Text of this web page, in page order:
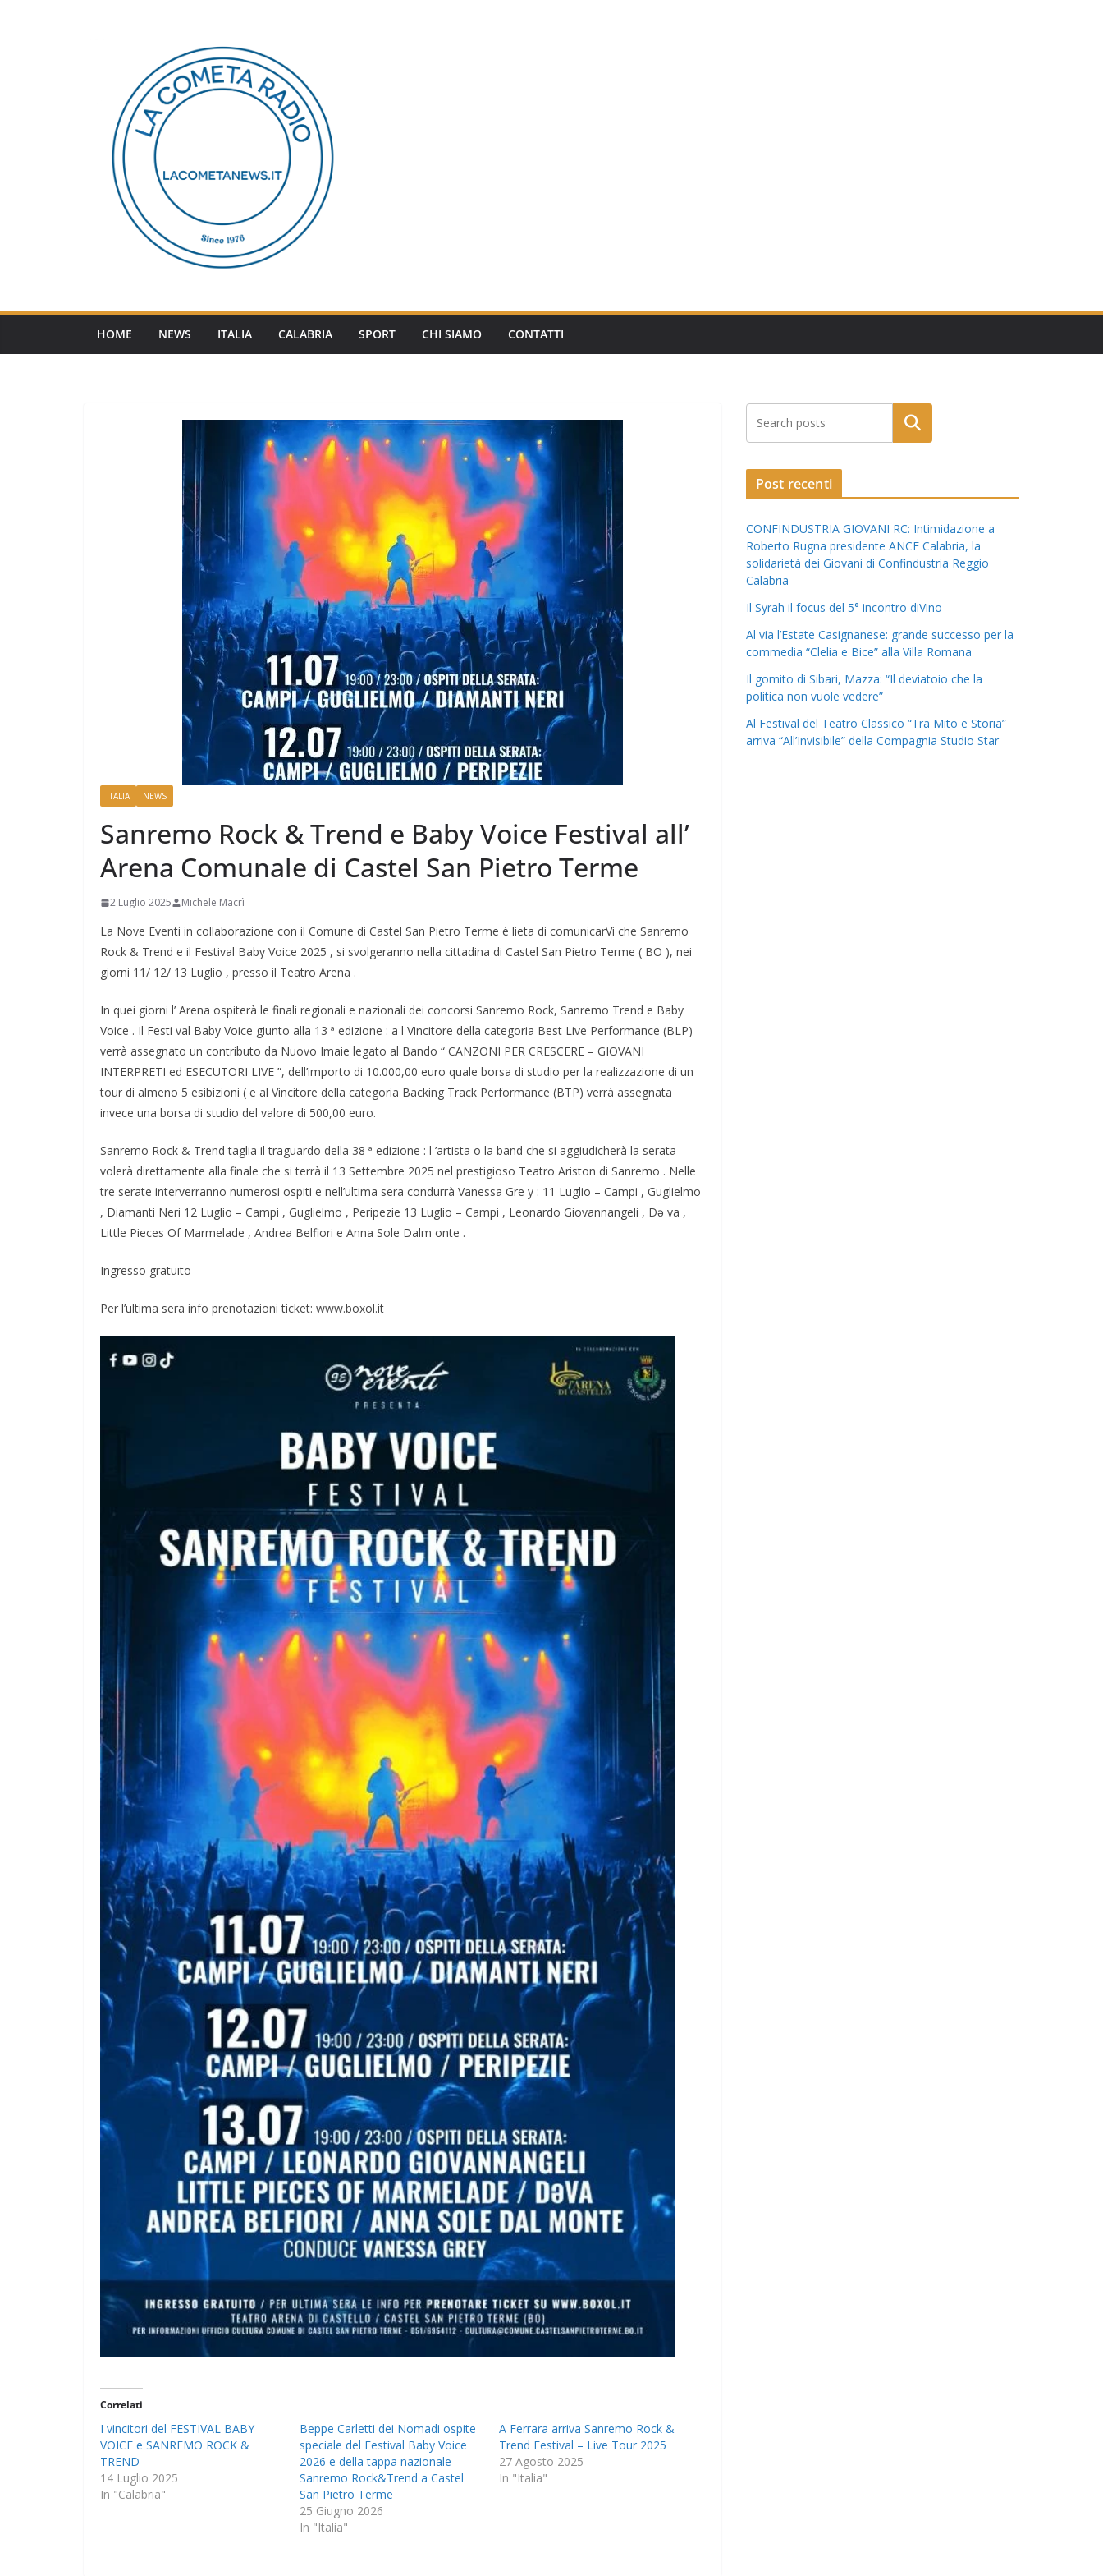
HOME NEWS ITALIA CALABRIA SPORT CHI SIAMO CONTATTI
ITALIA NEWS
Sanremo Rock & Trend e Baby Voice Festival all’
Arena Comunale di Castel San Pietro Terme
2 Luglio 2025 Michele Macrì
La Nove Eventi in collaborazione con il Comune di Castel San Pietro Terme è lieta di comunicarVi che Sanremo
Rock & Trend e il Festival Baby Voice 2025 , si svolgeranno nella cittadina di Castel San Pietro Terme ( BO ), nei
giorni 11/ 12/ 13 Luglio , presso il Teatro Arena .
In quei giorni l’ Arena ospiterà le finali regionali e nazionali dei concorsi Sanremo Rock, Sanremo Trend e Baby
Voice . Il Festi val Baby Voice giunto alla 13 ª edizione : a l Vincitore della categoria Best Live Performance (BLP)
verrà assegnato un contributo da Nuovo Imaie legato al Bando “ CANZONI PER CRESCERE – GIOVANI
INTERPRETI ed ESECUTORI LIVE ”, dell’importo di 10.000,00 euro quale borsa di studio per la realizzazione di un
tour di almeno 5 esibizioni ( e al Vincitore della categoria Backing Track Performance (BTP) verrà assegnata
invece una borsa di studio del valore di 500,00 euro.
Sanremo Rock & Trend taglia il traguardo della 38 ª edizione : l ’artista o la band che si aggiudicherà la serata
volerà direttamente alla finale che si terrà il 13 Settembre 2025 nel prestigioso Teatro Ariston di Sanremo . Nelle
tre serate interverranno numerosi ospiti e nell’ultima sera condurrà Vanessa Gre y : 11 Luglio – Campi , Guglielmo
, Diamanti Neri 12 Luglio – Campi , Guglielmo , Peripezie 13 Luglio – Campi , Leonardo Giovannangeli , Də va ,
Little Pieces Of Marmelade , Andrea Belfiori e Anna Sole Dalm onte .​
Ingresso gratuito –
Per l’ultima sera info prenotazioni ticket: www.boxol.it
Correlati
I vincitori del FESTIVAL BABY
VOICE e SANREMO ROCK &
TREND
14 Luglio 2025
In "Calabria"
Beppe Carletti dei Nomadi ospite
speciale del Festival Baby Voice
2026 e della tappa nazionale
Sanremo Rock&Trend a Castel
San Pietro Terme
25 Giugno 2026
In "Italia"
A Ferrara arriva Sanremo Rock &
Trend Festival – Live Tour 2025
27 Agosto 2025
In "Italia"
Post recenti
CONFINDUSTRIA GIOVANI RC: Intimidazione a
Roberto Rugna presidente ANCE Calabria, la
solidarietà dei Giovani di Confindustria Reggio
Calabria
Il Syrah il focus del 5° incontro diVino
Al via l’Estate Casignanese: grande successo per la
commedia “Clelia e Bice” alla Villa Romana
Il gomito di Sibari, Mazza: “Il deviatoio che la
politica non vuole vedere”
Al Festival del Teatro Classico “Tra Mito e Storia”
arriva “All’Invisibile” della Compagnia Studio Star